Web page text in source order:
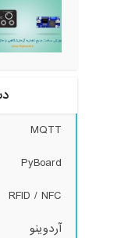
MQTT
PyBoard
RFID / NFC
آردوینو